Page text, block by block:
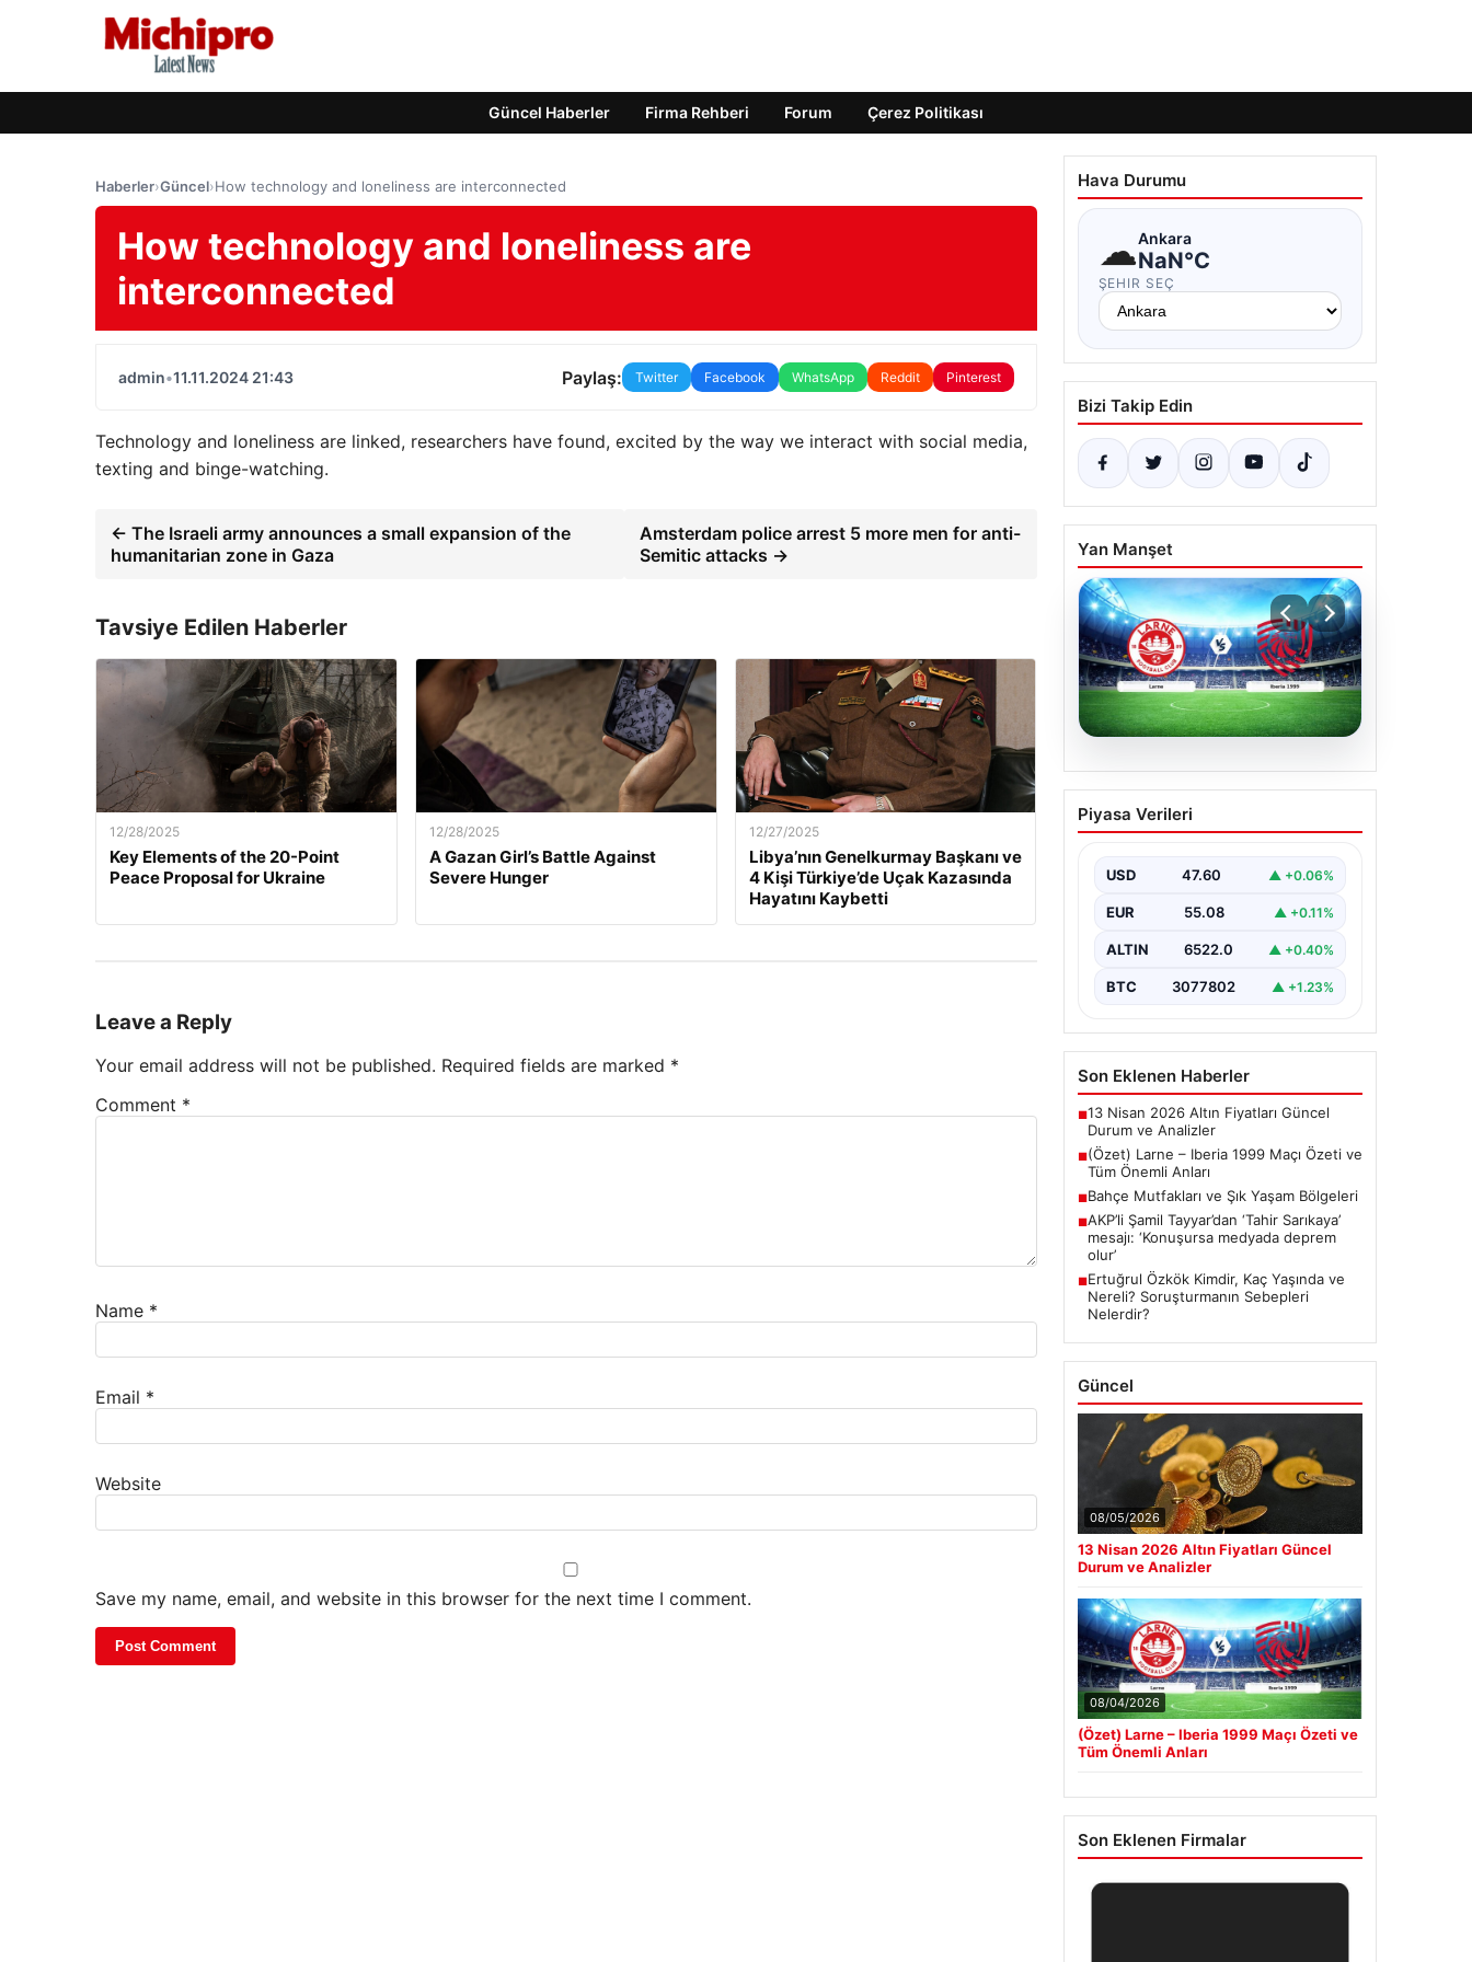
Güncel Haberler Firma Rehberi Forum Çerez Politikası
Haberler›Güncel›How technology and loneliness are interconnected
How technology and loneliness are
interconnected
admin•11.11.2024 21:43 Paylaş: Twitter Facebook WhatsApp Reddit Pinterest
Technology and loneliness are linked, researchers have found, excited by the way we interact with social media,
texting and binge-watching.
← The Israeli army announces a small expansion of the
humanitarian zone in Gaza
Amsterdam police arrest 5 more men for anti-
Semitic attacks →
Tavsiye Edilen Haberler
12/28/2025
Key Elements of the 20-Point
Peace Proposal for Ukraine
12/28/2025
A Gazan Girl’s Battle Against
Severe Hunger
12/27/2025
Libya’nın Genelkurmay Başkanı ve
4 Kişi Türkiye’de Uçak Kazasında
Hayatını Kaybetti
Leave a Reply
Your email address will not be published. Required fields are marked *
Comment *
Name *
Email *
Website
Save my name, email, and website in this browser for the next time I comment.
Hava Durumu
☁Ankara
NaN°C
ŞEHIR SEÇ
Bizi Takip Edin
Yan Manşet
04.08.2026
(Özet) Larne – Iberia
1999 Maçı Özeti ve Tüm
Piyasa Verileri
USD 47.60 ▲ +0.06%
EUR 55.08 ▲ +0.11%
ALTIN 6522.0 ▲ +0.40%
BTC 3077802 ▲ +1.23%
Son Eklenen Haberler
■13 Nisan 2026 Altın Fiyatları Güncel
Durum ve Analizler
■(Özet) Larne – Iberia 1999 Maçı Özeti ve
Tüm Önemli Anları
■Bahçe Mutfakları ve Şık Yaşam Bölgeleri
■AKP’li Şamil Tayyar’dan ‘Tahir Sarıkaya’
mesajı: ‘Konuşursa medyada deprem
olur’
■Ertuğrul Özkök Kimdir, Kaç Yaşında ve
Nereli? Soruşturmanın Sebepleri
Nelerdir?
Güncel
08/05/2026
13 Nisan 2026 Altın Fiyatları Güncel
Durum ve Analizler
08/04/2026
(Özet) Larne – Iberia 1999 Maçı Özeti ve
Tüm Önemli Anları
Son Eklenen Firmalar